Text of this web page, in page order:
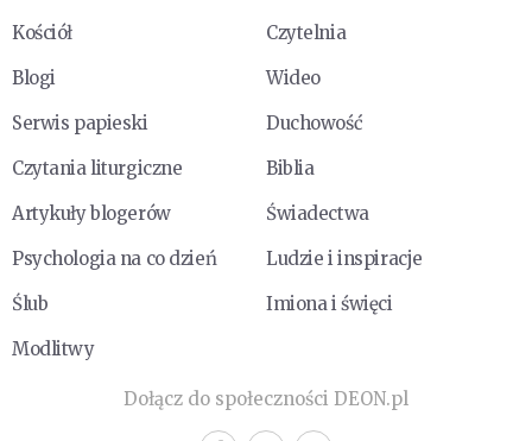
Kościół
Czytelnia
Blogi
Wideo
Serwis papieski
Duchowość
Czytania liturgiczne
Biblia
Artykuły blogerów
Świadectwa
Psychologia na co dzień
Ludzie i inspiracje
Ślub
Imiona i święci
Modlitwy
Dołącz do społeczności DEON.pl